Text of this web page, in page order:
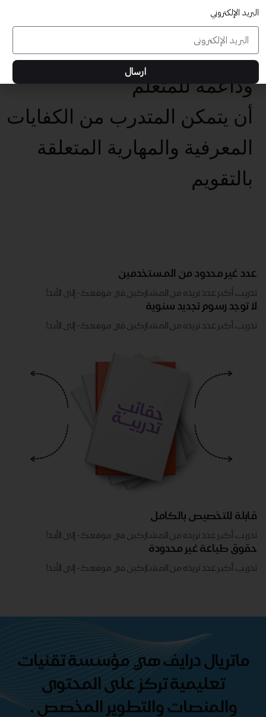
المعرفية والمهارية المتعلقة
بتهيئة بيئات تعلم تفاعلية
وداعمة للمتعلم
أن يتمكن المتدرب من الكفايات
المعرفية والمهارية المتعلقة
بالتقويم
عدد غير محدود من المستخدمين
تدريب أكبر عدد تريده من المشاركين في موقعك - ​​إلى الأبد!
لا توجد رسوم تجديد سنوية
تدريب أكبر عدد تريده من المشاركين في موقعك - ​​إلى الأبد!
قابلة للتخصيص بالكامل
تدريب أكبر عدد تريده من المشاركين في موقعك - ​​إلى الأبد!
حقوق طباعة غير محدودة
تدريب أكبر عدد تريده من المشاركين في موقعك - ​​إلى الأبد!
ماتريال درايف هي مؤسسة تقنيات
تعليمية تركز على المحتوى
والمنصات والتطوير المخصص .
البريد الإلكتروني
ارسال